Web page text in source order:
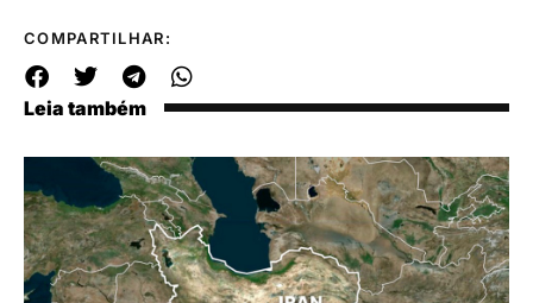
COMPARTILHAR:
Leia também